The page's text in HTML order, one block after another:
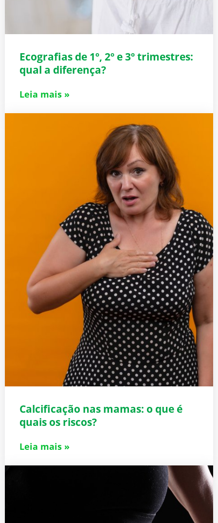
Ecografias de 1º, 2º e 3º trimestres:
qual a diferença?
Leia mais »
Calcificação nas mamas: o que é
quais os riscos?
Leia mais »